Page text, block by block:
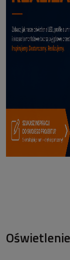
70,50 zł
DODAJ DO